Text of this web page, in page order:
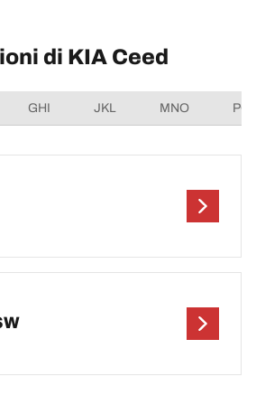
di KIA Ceed
GHI JKL MNO